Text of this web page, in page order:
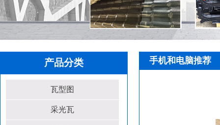
产品分类
瓦型图
采光瓦
手机和电脑推荐